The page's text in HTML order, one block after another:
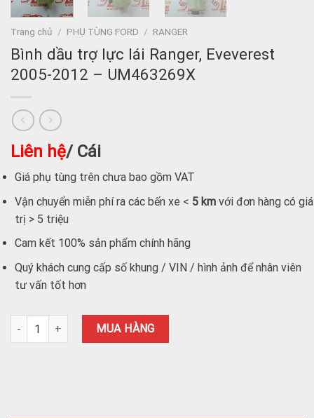
Trang chủ / PHỤ TÙNG FORD / RANGER
Bình dầu trợ lực lái Ranger, Eveverest
2005-2012 – UM463269X
Liên hệ/ Cái
Giá phụ tùng trên chưa bao gồm VAT
Vận chuyển miễn phí ra các bến xe < 5 kmvới đơn hàng có giá
trị > 5 triệu
Cam kết 100% sản phẩm chính hãng
Quý khách cung cấp số khung / VIN / hình ảnh để nhân viên
tư vấn tốt hơn
Bình dầu trợ lực lái Ranger, Eveverest 2005-2012 - UM463269X số
MUA HÀNG